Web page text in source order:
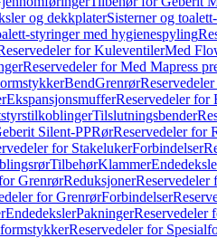
og dekkplaterSisterner og
styringer med hygienespyling
for KuleventilerMed
Reservedeler for Med Mapress
BendGrenrør
EkspansjonsmufferReservedeler for
Tilslutningsbender
Silent-PPRørReservedeler for
for StakelukerForbindelser
TilbehørKlammer
GrenrørReduksjonerReservedeler
for GrenrørForbindelser
EndedekslerPakningerReservedeler
Reservedeler for